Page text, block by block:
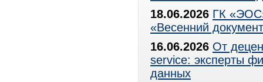
18.06.2026 ГК
«Весенний
16.06.2026 От
service: эксперты
данных